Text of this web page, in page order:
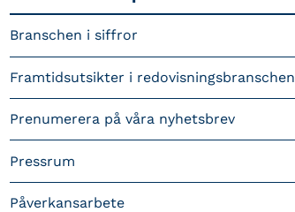
Branschen i siffror
Framtidsutsikter i redovisningsbranschen
Prenumerera på våra nyhetsbrev
Pressrum
Påverkansarbete